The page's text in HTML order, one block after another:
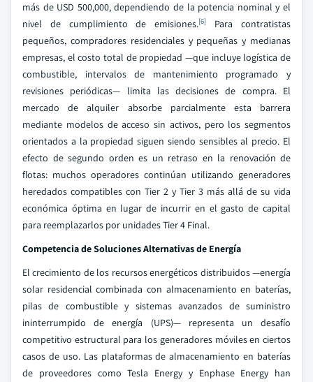
más de USD 500,000, dependiendo de la potencia nominal y el
nivel de cumplimiento de emisiones.[6]
Para contratistas
pequeños, compradores residenciales y pequeñas y medianas
empresas, el costo total de propiedad —que incluye logística de
combustible, intervalos de mantenimiento programado y
revisiones periódicas— limita las decisiones de compra. El
mercado de alquiler absorbe parcialmente esta barrera
mediante modelos de acceso sin activos, pero los segmentos
orientados a la propiedad siguen siendo sensibles al precio. El
efecto de segundo orden es un retraso en la renovación de
flotas: muchos operadores continúan utilizando generadores
heredados compatibles con Tier 2 y Tier 3 más allá de su vida
económica óptima en lugar de incurrir en el gasto de capital
para reemplazarlos por unidades Tier 4 Final.
Competencia de Soluciones Alternativas de Energía
El crecimiento de los recursos energéticos distribuidos —energía
solar residencial combinada con almacenamiento en baterías,
pilas de combustible y sistemas avanzados de suministro
ininterrumpido de energía (UPS)— representa un desafío
competitivo estructural para los generadores móviles en ciertos
casos de uso. Las plataformas de almacenamiento en baterías
de proveedores como Tesla Energy y Enphase Energy han